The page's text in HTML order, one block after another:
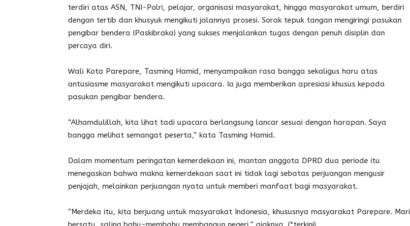
terdiri atas ASN, TNI-Polri, pelajar, organisasi masyarakat, hingga masyarakat umum, berdiri
dengan tertib dan khusyuk mengikuti jalannya prosesi. Sorak tepuk tangan mengiringi pasukan
pengibar bendera (Paskibraka) yang sukses menjalankan tugas dengan penuh disiplin dan
percaya diri.
Wali Kota Parepare, Tasming Hamid, menyampaikan rasa bangga sekaligus haru atas
antusiasme masyarakat mengikuti upacara. Ia juga memberikan apresiasi khusus kepada
pasukan pengibar bendera.
“Alhamdulillah, kita lihat tadi upacara berlangsung lancar sesuai dengan harapan. Saya
bangga melihat semangat peserta,” kata Tasming Hamid.
Dalam momentum peringatan kemerdekaan ini, mantan anggota DPRD dua periode itu
menegaskan bahwa makna kemerdekaan saat ini tidak lagi sebatas perjuangan mengusir
penjajah, melainkan perjuangan nyata untuk memberi manfaat bagi masyarakat.
“Merdeka itu, kita berjuang untuk masyarakat Indonesia, khususnya masyarakat Parepare. Mari